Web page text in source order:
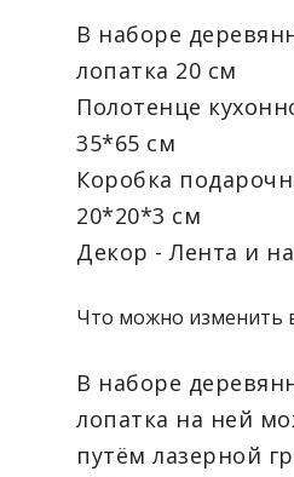
В наборе
лопатка 20 см
Полотенце
35*65 см
Коробка
20*20*3 см
Декор - Лента и
Что можно изменить
В наборе
лопатка на ней
путём лазерной